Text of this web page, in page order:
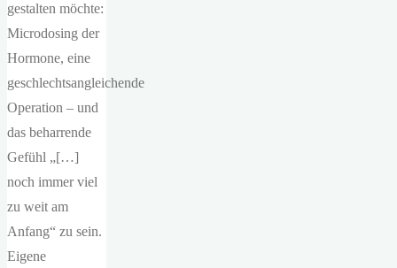
gestalten möchte:
Microdosing der
Hormone, eine
geschlechtsangleichende
Operation – und
das beharrende
Gefühl „[…]
noch immer viel
zu weit am
Anfang“ zu sein.
Eigene